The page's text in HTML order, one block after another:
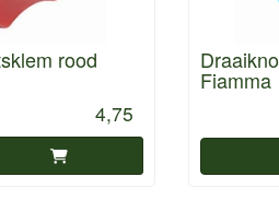
rood
4,75
Fiamma